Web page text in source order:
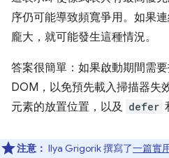
序仍可能導致頻寬爭用。如果
龐大，就可能發生這種情況。
答案很簡單：如果啟動期間需
DOM，以免預先載入掃描器失
元素的放置位置，以及 defer
注意： Ilya Grigorik 撰寫了一篇實